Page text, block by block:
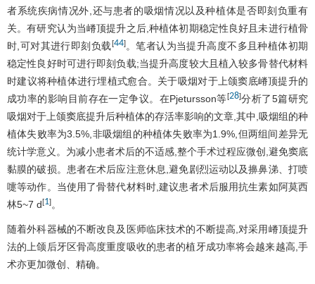
者系统疾病情况外,还与患者的吸烟情况以及种植体是否即刻负重有
关。有研究认为当嵴顶提升之后,种植体初期稳定性良好且未进行植骨
时,可对其进行即刻负载[44]。笔者认为当提升高度不多且种植体初期
稳定性良好时可进行即刻负载;当提升高度较大且植入较多骨替代材料
时建议将种植体进行埋植式愈合。关于吸烟对于上颌窦底嵴顶提升的
成功率的影响目前存在一定争议。在Pjetursson等[28]分析了5篇研究
吸烟对于上颌窦底提升后种植体的存活率影响的文章,其中,吸烟组的种
植体失败率为3.5%,非吸烟组的种植体失败率为1.9%,但两组间差异无
统计学意义。为减小患者术后的不适感,整个手术过程应微创,避免窦底
黏膜的破损。患者在术后应注意休息,避免剧烈运动以及擤鼻涕、打喷
嚏等动作。当使用了骨替代材料时,建议患者术后服用抗生素如阿莫西
林5~7 d[1]。
随着外科器械的不断改良及医师临床技术的不断提高,对采用嵴顶提升
法的上颌后牙区骨高度重度吸收的患者的植牙成功率将会越来越高,手
术亦更加微创、精确。